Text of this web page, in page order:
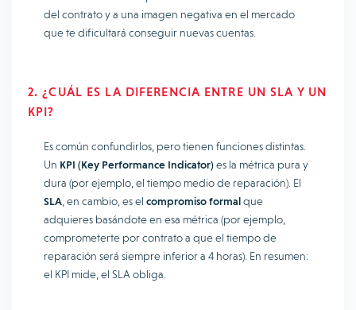
del contrato y a una imagen negativa en el mercado
que te dificultará conseguir nuevas cuentas.
2. ¿CUÁL ES LA DIFERENCIA ENTRE UN SLA Y UN
KPI?
Es común confundirlos, pero tienen funciones distintas.
Un KPI (Key Performance Indicator)es la métrica pura y
dura (por ejemplo, el tiempo medio de reparación). El
SLA , en cambio, es el compromiso formalque
adquieres basándote en esa métrica (por ejemplo,
comprometerte por contrato a que el tiempo de
reparación será siempre inferior a 4 horas). En resumen:
el KPI mide, el SLA obliga.